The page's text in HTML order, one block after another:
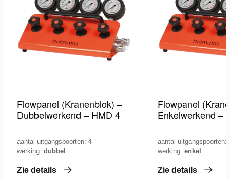
Flowpanel (Kranenblok) –
Dubbelwerkend – HMD 4
aantal uitgangspoorten: 4
werking: dubbel
Zie details
Flowpanel
Enkelwerkend –
aantal uitgangspoorten:
werking: enkel
Zie details